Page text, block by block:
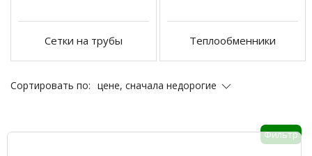
Сетки на трубы Теплообменники
Сортировать по: цене, сначала недорогие
Фильтр